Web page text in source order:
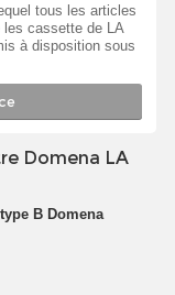
tous les articles
cassette de LA
à disposition sous
Domena LA
B Domena